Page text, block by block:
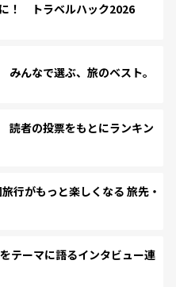
！ トラベルハック2026
んなで選ぶ、旅のベスト。
者の投票をもとにランキン
行がもっと楽しくなる 旅先・
テーマに語るインタビュー連